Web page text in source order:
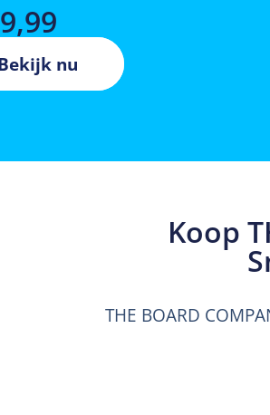
nu
Koop
THE BOARD